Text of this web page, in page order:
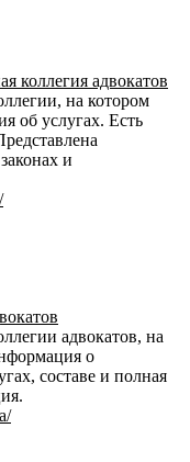
коллегия адвокатов
на котором
об услугах. Есть
и
адвокатов, на
о
составе и полная